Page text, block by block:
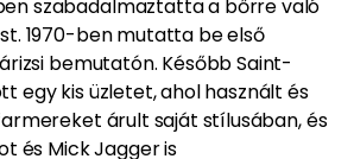
szabadalmaztatta a bőrre való
1970-ben mutatta be első
bemutatón. Később Saint-
egy kis üzletet, ahol használt és
árult saját stílusában, és
és Mick Jagger is